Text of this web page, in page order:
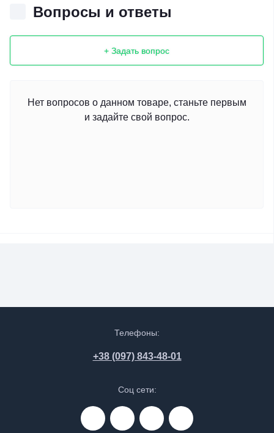
Вопросы и ответы
+ Задать вопрос
Нет вопросов о данном товаре, станьте первым
и задайте свой вопрос.
Телефоны:
+38 (097) 843-48-01
Соц сети: